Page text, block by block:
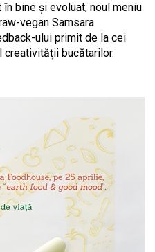
bine şi evoluat, noul meniu
vegan Samsara
ului primit de la cei
creativităţii bucătarilor.